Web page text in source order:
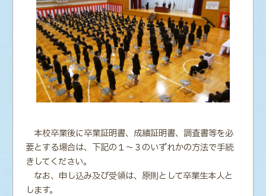
本校卒業後に卒業証明書、成績証明書、調査書等を必
要とする場合は、下記の１～３のいずれかの方法で手続
きしてください。
なお、申し込み及び受領は、原則として卒業生本人と
します。